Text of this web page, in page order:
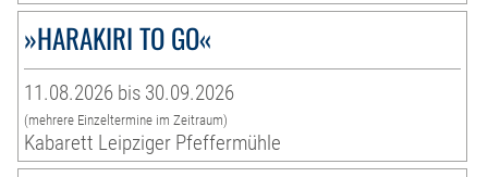
»HARAKIRI TO GO«
11.08.2026 bis 30.09.2026
(mehrere Einzeltermine im Zeitraum)
Kabarett Leipziger Pfeffermühle